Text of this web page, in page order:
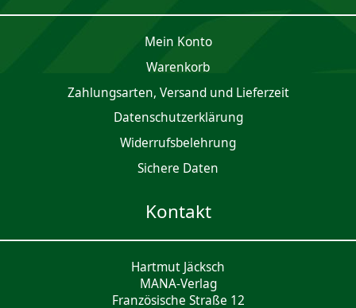
Mein Konto
Waren­korb
Zahlungsarten, Versand und Lieferzeit
Daten­schutz­er­klärung
Widerrufsbelehrung
Sichere Daten
Kontakt
Hartmut Jäcksch
MANA-Verlag
Französische Straße 12